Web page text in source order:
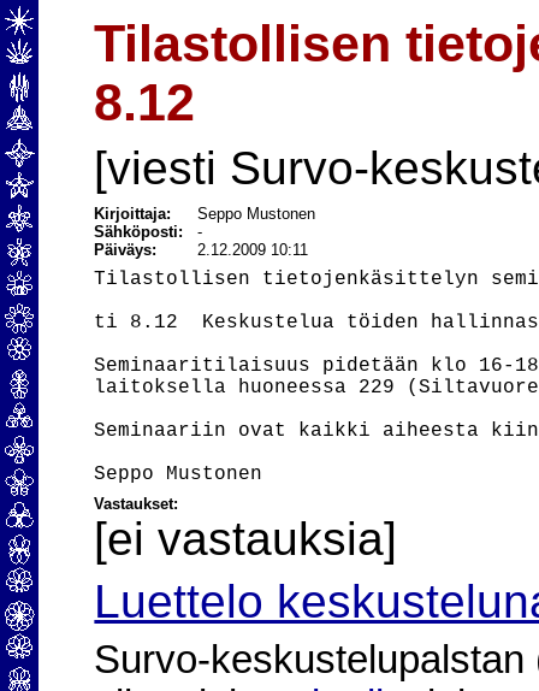
Tilastollisen
8.12
[viesti Survo-
Kirjoittaja:
Seppo Mustonen
Sähköposti:-
Päiväys:
2.12.2009 10:11
Tilastollisen tietojenkäsittelyn
ti 8.12  Keskustelua töiden
Seminaaritilaisuus pidetään klo 16-
laitoksella huoneessa 229
Seminaariin ovat kaikki aiheesta
Vastaukset:
[ei vastauksia]
Luettelo
Survo-